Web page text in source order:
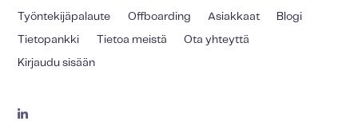
Työntekijäpalaute Offboarding Asiakkaat Blogi
Tietopankki Tietoa meistä Ota yhteyttä
Kirjaudu sisään